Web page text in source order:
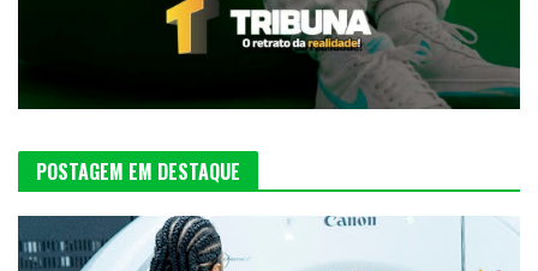
POSTAGEM EM DESTAQUE